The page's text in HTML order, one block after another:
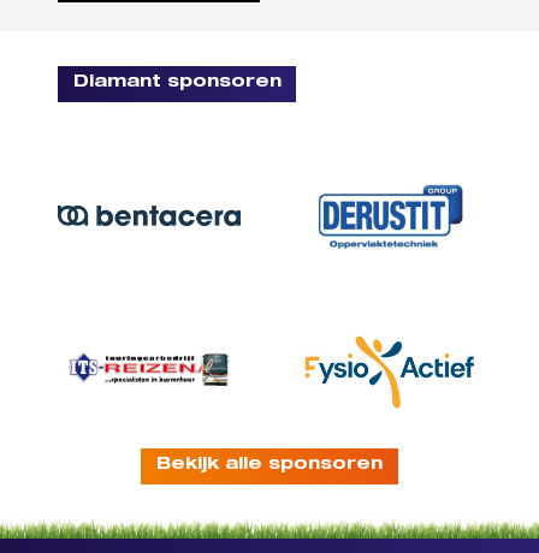
Diamant sponsoren
Bekijk alle sponsoren